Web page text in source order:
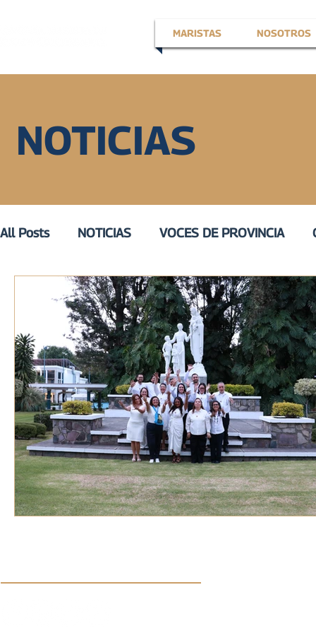
MARISTAS NOSOTROS
NOTICIAS
All Posts NOTICIAS VOCES DE PROVINCIA
EN LA VOZ DE VOZ ACTIVA III VOZ DE
VOZ EXPERTA AÑO JUBILAR MARISTA IV
VOCES GLOBALES noticias